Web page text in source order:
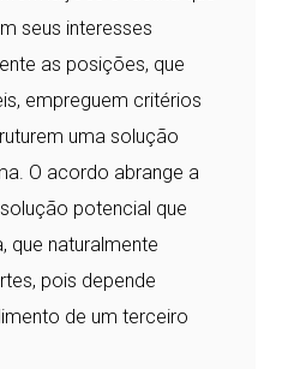
seus interesses
as posições, que
empreguem critérios
uma solução
O acordo abrange a
potencial que
que naturalmente
pois depende
de um terceiro